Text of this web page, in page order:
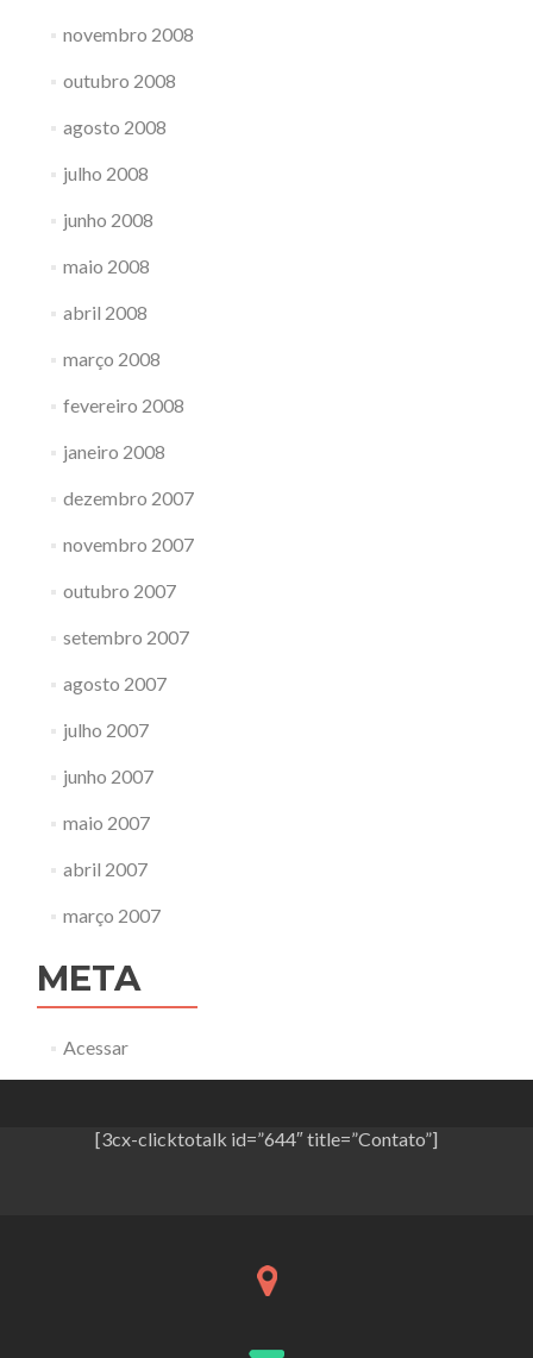
novembro 2008
outubro 2008
agosto 2008
julho 2008
junho 2008
maio 2008
abril 2008
março 2008
fevereiro 2008
janeiro 2008
dezembro 2007
novembro 2007
outubro 2007
setembro 2007
agosto 2007
julho 2007
junho 2007
maio 2007
abril 2007
março 2007
META
Acessar
[3cx-clicktotalk id=”644″ title=”Contato”]